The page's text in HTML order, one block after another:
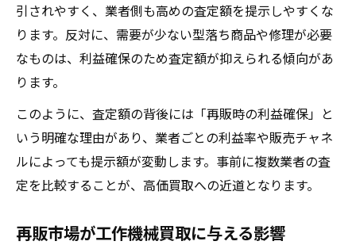
引されやすく、業者側も高めの査定額を提示しやすくな
ります。反対に、需要が少ない型落ち商品や修理が必要
なものは、利益確保のため査定額が抑えられる傾向があ
ります。
このように、査定額の背後には「再販時の利益確保」と
いう明確な理由があり、業者ごとの利益率や販売チャネ
ルによっても提示額が変動します。事前に複数業者の査
定を比較することが、高価買取への近道となります。
再販市場が工作機械買取に与える影響